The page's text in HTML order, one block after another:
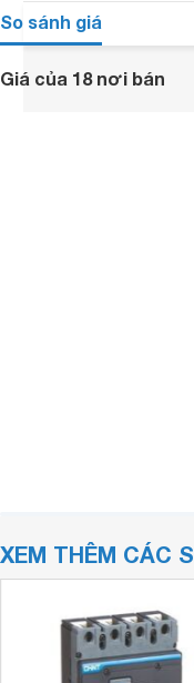
So sánh giá
Giá của 18 nơi bán
XEM THÊM CÁC